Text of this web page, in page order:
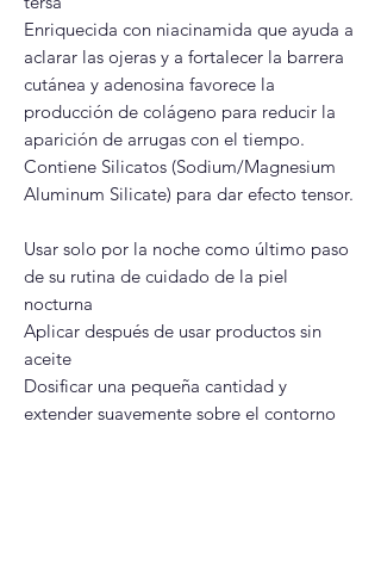
Enriquecida con niacinamida que ayuda a
aclarar las ojeras y a fortalecer la barrera
cutánea y adenosina favorece la
producción de colágeno para reducir la
aparición de arrugas con el tiempo.
Contiene Silicatos (Sodium/Magnesium
Aluminum Silicate) para dar efecto tensor.
Usar solo por la noche como último paso
de su rutina de cuidado de la piel
nocturna
Aplicar después de usar productos sin
aceite
Dosificar una pequeña cantidad y
extender suavemente sobre el contorno